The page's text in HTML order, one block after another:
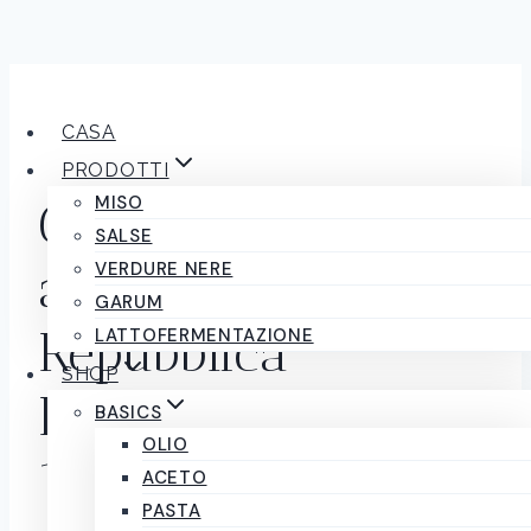
contenuto
CASA
PRODOTTI
MISO
SALSE
VERDURE NERE
GARUM
LATTOFERMENTAZIONE
SHOP
BASICS
OLIO
ACETO
PASTA
Cioccolato fondente
agrodolce
Repubblica
Dominicana 75 % –
100g Ziccat